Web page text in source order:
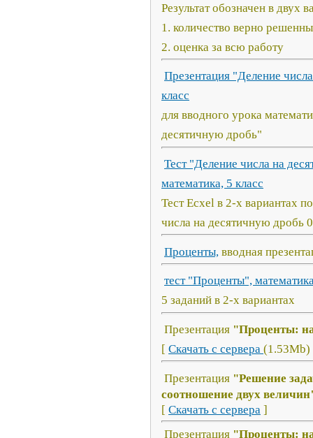
Результат обозначен в двух
1. количество верно
2. оценка за всю работу
Презентация "Деление
класс
для вводного урока
десятичную дробь"
Тест "Деление числа на
математика, 5 класс
Тест Ecxel в 2-х вариантах
числа на десятичную дробь
Проценты, вводная
тест "Проценты",
5 заданий в 2-х вариантах
Презентация "Проценты:
[ Скачать с сервера (1.53Mb)
Презентация "Решение
соотношение двух
[ Скачать с сервера ]
Презентация "Проценты: